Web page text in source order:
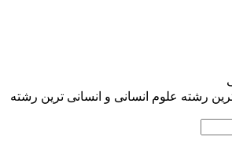
رشته علوم انسانی و انسانی ترین رشته